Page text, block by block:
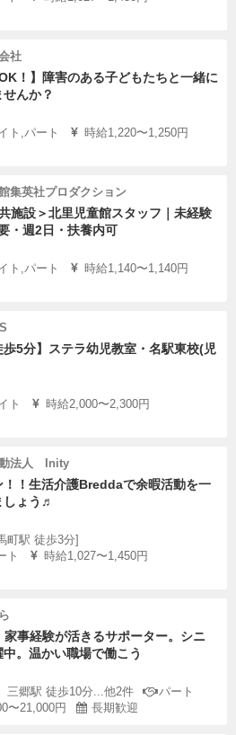
社
！】障害のある子どもたちと一緒に
んか？
ト,パート
時給1,220〜1,250円
集英社プロダクション
施設＞北里児童館スタッフ｜未経験
・週2日・扶養内可
ト,パート
時給1,140〜1,140円
歩5分】ステラ幼児教室・名駅東校(児
ト
時給2,000〜2,300円
動法人 Inity
！！生活介護Breddaで余暇活動を一
しょう♬
町駅 徒歩3分]
ト
時給1,027〜1,450円
事経験が活きるサポーター。シニ
。温かい職場で働こう
郷駅 徒歩10分...他2件
パート
〜21,000円
長期歓迎